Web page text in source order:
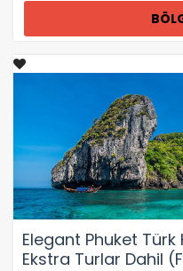
Elegant Phuket Türk
Ekstra Turlar Dahil